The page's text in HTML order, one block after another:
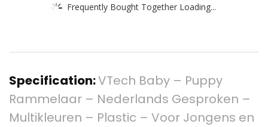
Frequently Bought Together Loading...
Specification:VTech Baby – Puppy
Rammelaar – Nederlands Gesproken –
Multikleuren – Plastic – Voor Jongens en